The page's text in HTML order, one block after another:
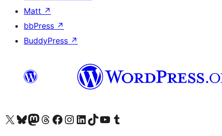
Matt ↗
bbPress ↗
BuddyPress ↗
Mergi la contul nostru X (fost Twitter)
Vizitează contul nostru Bluesky
Vizitează contul nostru Mastodon
Vizitează contul nostru Threads
Vizitează pagina noastră Facebook
Vizitează-ne pe Instagram
Vizitează-ne pe LinkedIn
Vizitează contul nostru TikTok
Vizitează canalul nostru YouTube
Vizitează contul nostru Tumblr